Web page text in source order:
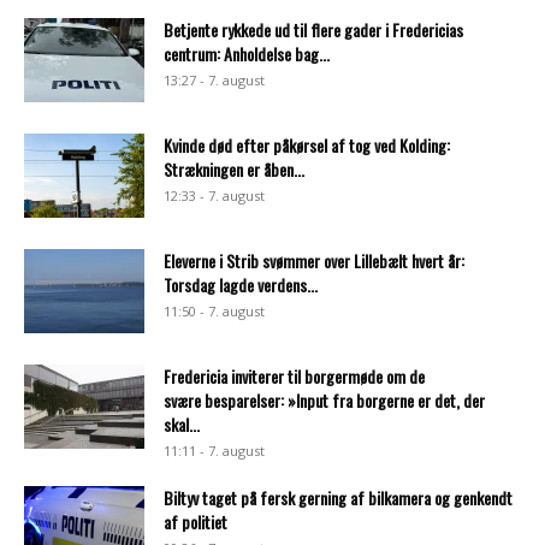
Betjente rykkede ud til flere gader i Fredericias
centrum: Anholdelse bag...
13:27 - 7. august
Kvinde død efter påkørsel af tog ved Kolding:
Strækningen er åben...
12:33 - 7. august
Eleverne i Strib svømmer over Lillebælt hvert år:
Torsdag lagde verdens...
11:50 - 7. august
Fredericia inviterer til borgermøde om de
svære besparelser: »Input fra borgerne er det, der
skal...
11:11 - 7. august
Biltyv taget på fersk gerning af bilkamera og genkendt
af politiet